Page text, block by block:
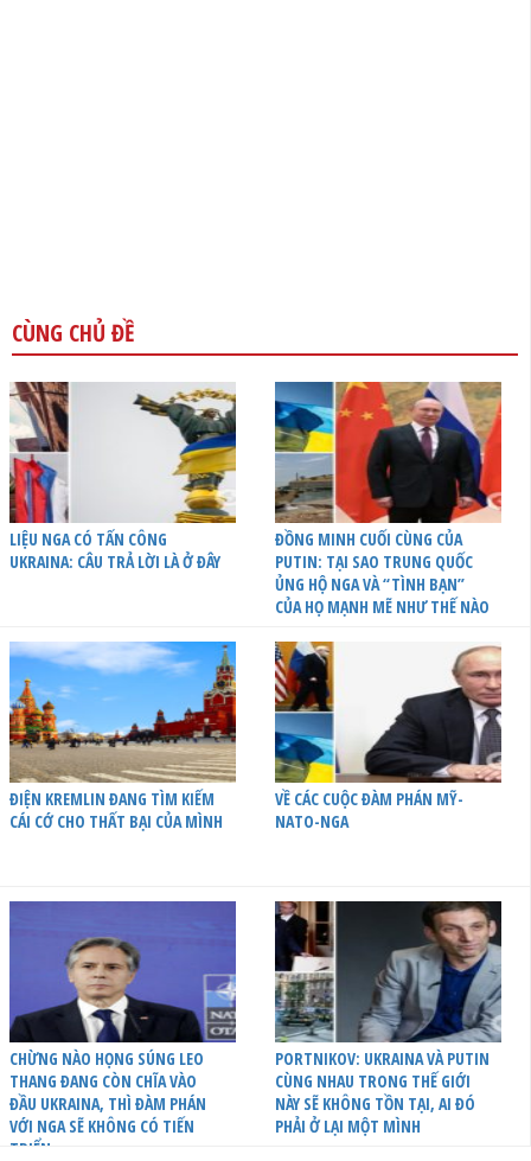
CÙNG CHỦ ĐỀ
LIỆU NGA CÓ TẤN CÔNG
UKRAINA: CÂU TRẢ LỜI LÀ Ở ĐÂY
ĐỒNG MINH CUỐI CÙNG CỦA
PUTIN: TẠI SAO TRUNG QUỐC
ỦNG HỘ NGA VÀ “TÌNH BẠN”
CỦA HỌ MẠNH MẼ NHƯ THẾ NÀO
ĐIỆN KREMLIN ĐANG TÌM KIẾM
CÁI CỚ CHO THẤT BẠI CỦA MÌNH
VỀ CÁC CUỘC ĐÀM PHÁN MỸ-
NATO-NGA
CHỪNG NÀO HỌNG SÚNG LEO
THANG ĐANG CÒN CHĨA VÀO
ĐẦU UKRAINA, THÌ ĐÀM PHÁN
VỚI NGA SẼ KHÔNG CÓ TIẾN
TRIỂN
PORTNIKOV: UKRAINA VÀ PUTIN
CÙNG NHAU TRONG THẾ GIỚI
NÀY SẼ KHÔNG TỒN TẠI, AI ĐÓ
PHẢI Ở LẠI MỘT MÌNH